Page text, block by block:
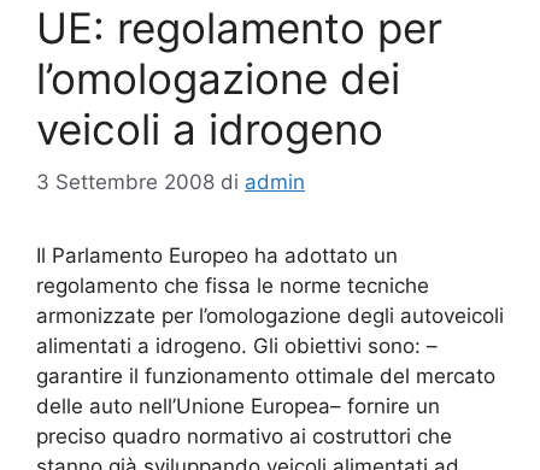
UE: regolamento per
l’omologazione dei
veicoli a idrogeno
3 Settembre 2008 di admin
Il Parlamento Europeo ha adottato un
regolamento che fissa le norme tecniche
armonizzate per l’omologazione degli autoveicoli
alimentati a idrogeno. Gli obiettivi sono: –
garantire il funzionamento ottimale del mercato
delle auto nell’Unione Europea– fornire un
preciso quadro normativo ai costruttori che